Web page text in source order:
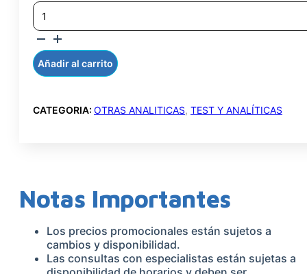
118,80 €.
PROTEINA
PLASMATICA
A
ASOCIADA
A
LA
CANTIDAD
Añadir al carrito
CATEGORIA: OTRAS ANALITICAS, TEST Y ANALÍTICAS
Notas Importantes
Los precios promocionales están sujetos a
cambios y disponibilidad.
Las consultas con especialistas están sujetas a